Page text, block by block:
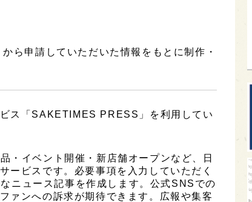
ら申請していただいた情報をもとに制作・
ス「SAKETIMES PRESS」を利用してい
・イベント開催・新店舗オープンなど、日
ービスです。必要事項を入力していただく
ニュース記事を作成します。公式SNSでの
ァンへの訴求が期待できます。広報や集客